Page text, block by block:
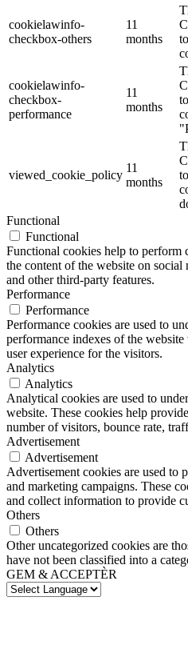
cookielawinfo-
checkbox-others
11
months
cookielawinfo-
checkbox-
performance
11
months
viewed_cookie_policy
11
months
Functional
Functional
Functional cookies help to perform
the content of the website on
and other third-party features.
Performance
Performance
Performance cookies are used to
performance indexes of the
user experience for the visitors.
Analytics
Analytics
Analytical cookies are used to
website. These cookies help
number of visitors, bounce rate,
Advertisement
Advertisement
Advertisement cookies are used to
and marketing campaigns. These
and collect information to provide
Others
Others
Other uncategorized cookies are
have not been classified into a
GEM & ACCEPTÈR